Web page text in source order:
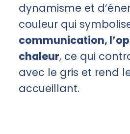
dynamisme et
couleur qui
communication,
chaleur, ce qui
avec le gris et rend
accueillant.